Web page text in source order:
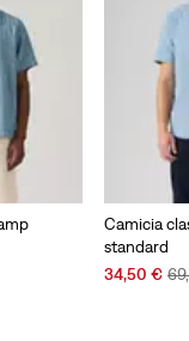
Camicia
standard
Sale
34,50 €